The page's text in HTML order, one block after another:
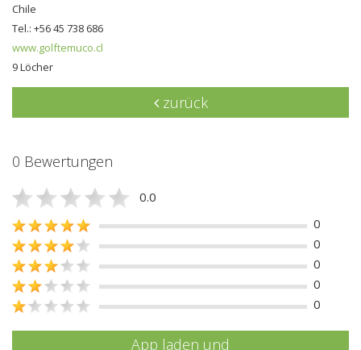
Chile
Tel.: +56 45 738 686
www.golftemuco.cl
9 Löcher
zurück
0 Bewertungen
0.0
0
0
0
0
0
App laden und